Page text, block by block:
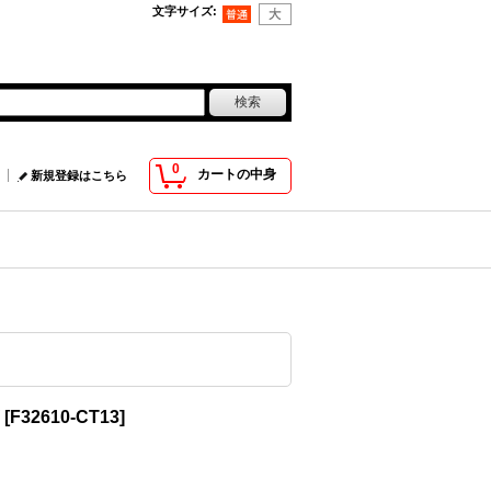
文字サイズ:
0 カートの中身
新規登録はこちら
[F32610-CT13]